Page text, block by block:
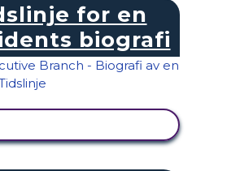
for en
biografi